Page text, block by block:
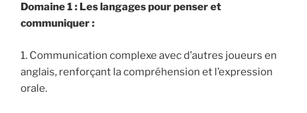
Domaine 1 : Les langages pour penser et
communiquer :
1. Communication complexe avec d’autres joueurs en
anglais, renforçant la compréhension et l’expression
orale.